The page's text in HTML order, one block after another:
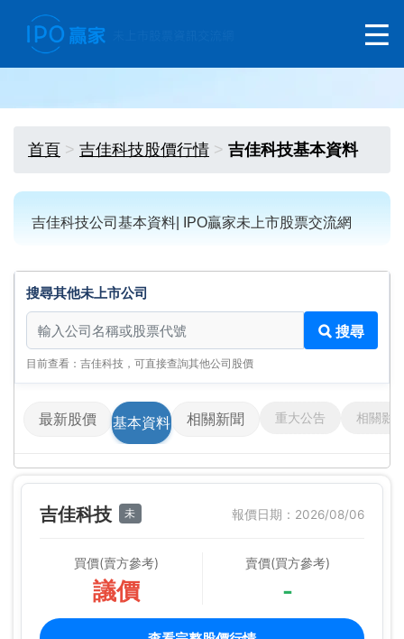
首頁 吉佳科技股價行情 吉佳科技基本資料
吉佳科技公司基本資料| IPO贏家未上市股票交流網
搜尋其他未上市公司
搜尋其他未上市公司
搜尋
目前查看：吉佳科技，可直接查詢其他公司股價
最新股價 基本資料 相關新聞 重大公告 相關影
吉佳科技 未 報價日期：2026/08/06
買價(賣方參考)
議價
賣價(買方參考)
-